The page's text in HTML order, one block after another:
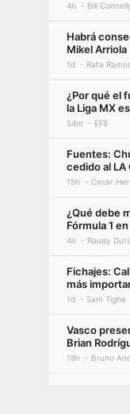
4h Bill
Habrá
Mikel Arriola
1d Rafa
¿Por qué el
la Liga MX
54m EFE
Fuentes:
cedido al LA
15h Cesar
¿Qué debe
Fórmula 1
4h Raudy
Fichajes:
más
1d Sam Tighe
Vasco
Brian
19h Bruno